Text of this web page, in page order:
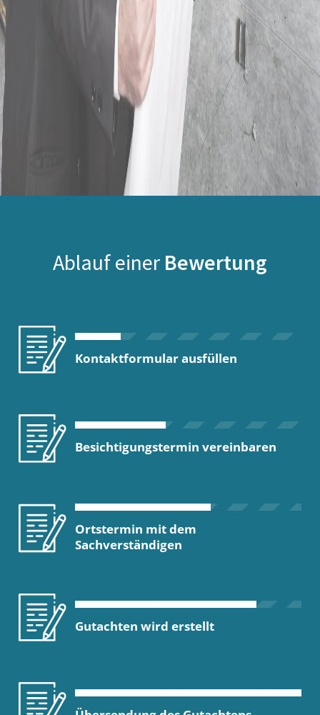
Ablauf einer Bewertung
Kontaktformular ausfüllen
Besichtigungstermin vereinbaren
Ortstermin mit dem
Sachverständigen
Gutachten wird erstellt